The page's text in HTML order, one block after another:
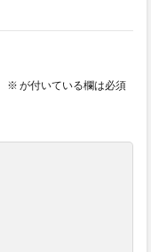
※ が付いている欄は必須